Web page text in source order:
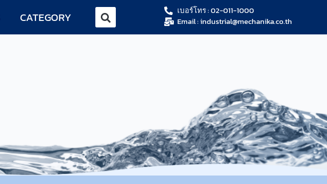
CATEGORY
เบอร์โทร : 02-011-1000
Email : industrial@mechanika.co.th